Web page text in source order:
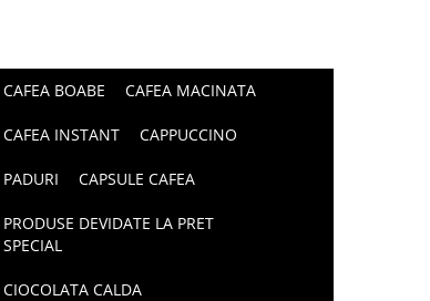
CAFEA BOABE CAFEA MACINATA
CAFEA INSTANT CAPPUCCINO
PADURI CAPSULE CAFEA
PRODUSE DEVIDATE LA PRET
SPECIAL
CIOCOLATA CALDA